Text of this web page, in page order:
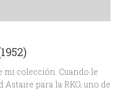
mi colección. Cuando le
para la RKO, uno de